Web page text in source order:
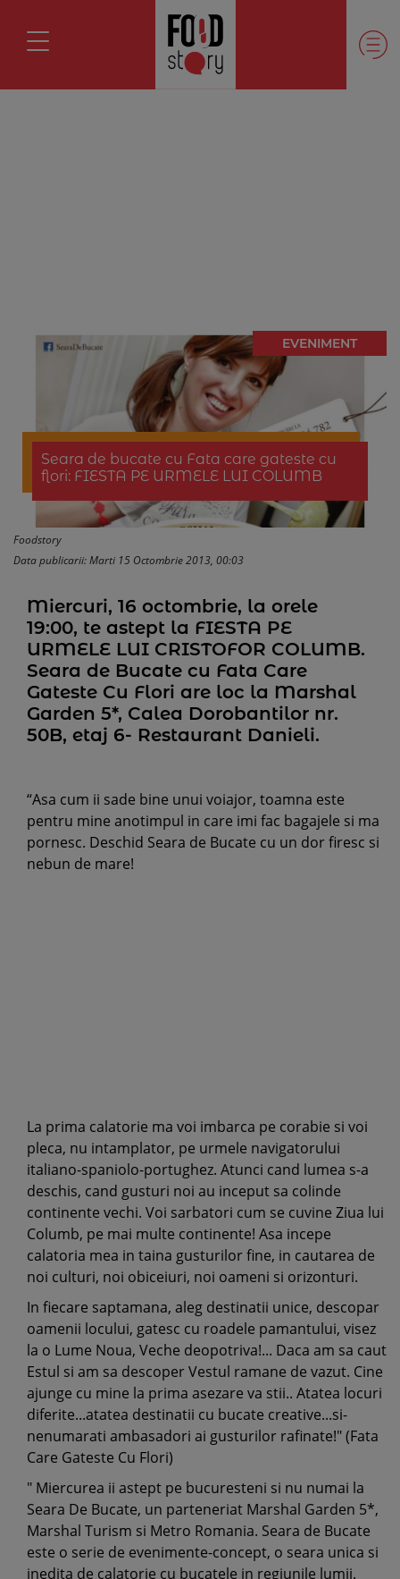
EVENIMENT
Seara de bucate cu Fata care gateste cu
flori: FIESTA PE URMELE LUI COLUMB
Foodstory
Data publicarii: Marti 15 Octombrie 2013, 00:03
Miercuri, 16 octombrie, la orele
19:00, te astept la FIESTA PE
URMELE LUI CRISTOFOR COLUMB.
Seara de Bucate cu Fata Care
Gateste Cu Flori are loc la Marshal
Garden 5*, Calea Dorobantilor nr.
50B, etaj 6- Restaurant Danieli.
“Asa cum ii sade bine unui voiajor, toamna este
pentru mine anotimpul in care imi fac bagajele si ma
pornesc. Deschid Seara de Bucate cu un dor firesc si
nebun de mare!
La prima calatorie ma voi imbarca pe corabie si voi
pleca, nu intamplator, pe urmele navigatorului
italiano-spaniolo-portughez. Atunci cand lumea s-a
deschis, cand gusturi noi au inceput sa colinde
continente vechi. Voi sarbatori cum se cuvine Ziua lui
Columb, pe mai multe continente! Asa incepe
calatoria mea in taina gusturilor fine, in cautarea de
noi culturi, noi obiceiuri, noi oameni si orizonturi.
In fiecare saptamana, aleg destinatii unice, descopar
oamenii locului, gatesc cu roadele pamantului, visez
la o Lume Noua, Veche deopotriva!... Daca am sa caut
Estul si am sa descoper Vestul ramane de vazut. Cine
ajunge cu mine la prima asezare va stii.. Atatea locuri
diferite...atatea destinatii cu bucate creative...si-
nenumarati ambasadori ai gusturilor rafinate!" (Fata
Care Gateste Cu Flori)
" Miercurea ii astept pe bucuresteni si nu numai la
Seara De Bucate, un parteneriat Marshal Garden 5*,
Marshal Turism si Metro Romania. Seara de Bucate
este o serie de evenimente-concept, o seara unica si
inedita de calatorie cu bucatele in regiunile lumii.